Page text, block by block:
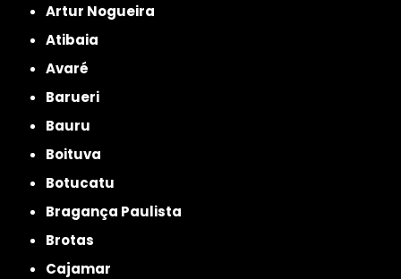
Artur Nogueira
Atibaia
Avaré
Barueri
Bauru
Boituva
Botucatu
Bragança Paulista
Brotas
Cajamar